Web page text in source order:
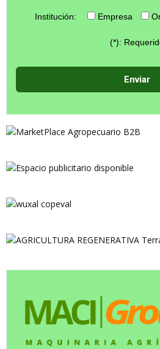
Institución: Empresa
(*):